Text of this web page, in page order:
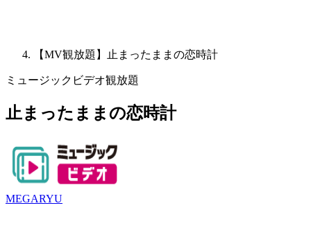
【MV観放題】止まったままの恋時計
ミュージックビデオ観放題
止まったままの恋時計
MEGARYU